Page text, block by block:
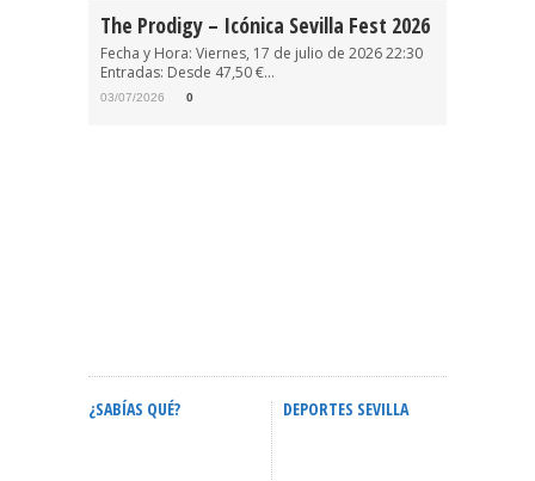
The Prodigy – Icónica Sevilla Fest 2026
Fecha y Hora: Viernes, 17 de julio de 2026 22:30
Entradas: Desde 47,50 €...
03/07/2026 0
¿SABÍAS QUÉ? DEPORTES SEVILLA